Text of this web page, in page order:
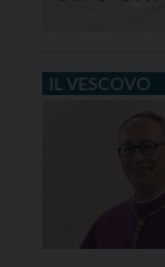
IL VESCOVO